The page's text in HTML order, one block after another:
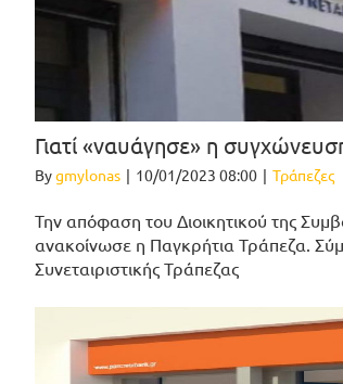
Γιατί «ναυάγησε» η
Bygmylonas | 10/01/2023 08:00 | Τράπεζες
Την απόφαση του Διοικητικού της
ανακοίνωσε η Παγκρήτια Τράπεζα.
Συνεταιριστικής Τράπεζας